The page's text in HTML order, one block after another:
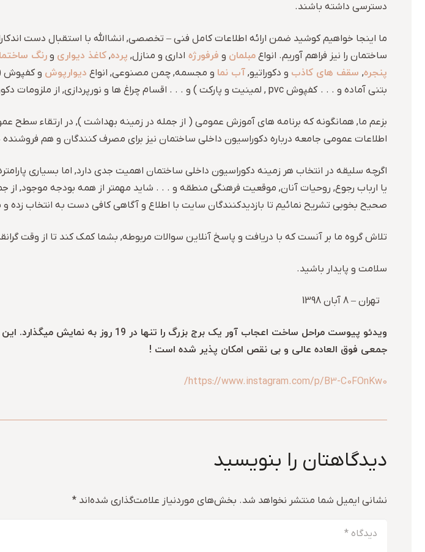
دسترسی داشته باشند.
ما اینجا خواهیم کوشید ضمن ارائه اطلاعات کامل فنی – تخصصی, انشاالله با استقبال دست
ساختمان را نیز فراهم آوریم. انواع مبلمان و فرفورژه اداری و منازل, پرده, کاغذ دیواری و رنگ
پنجره, سقف های کاذب و دکوراتیو, آب نما و مجسمه, چمن مصنوعی, انواع دیوارپوش و کفپوش
بتنی آماده و . . . کفپوش pvc , لمینیت و پارکت ) و . . . اقسام چراغ ها و نورپردازی, از ملزومات دکوراسیون داخلی ساختمان است که به آنها خواهیم پرداخت.
بزعم ما, همانگونه که برنامه های آموزش عمومی ( از جمله در زمینه بهداشت ), در ارتقاء سطح
اطلاعات عمومی جامعه درباره دکوراسیون داخلی ساختمان نیز برای مصرف کنندگان و هم
اگرچه سلیقه در انتخاب هر زمینه دکوراسیون داخلی ساختمان اهمیت جدی دارد, اما بسیاری
یا ارباب رجوع, روحیات آنان, موقعیت فرهنگی منطقه و . . . شاید مهمتر از همه بودجه موجود,
صحیح بخوبی تشریح نمائیم تا بازدیدکنندگان سایت با اطلاع و آگاهی کافی دست به انتخاب
تلاش گروه ما بر آنست که با دریافت و پاسخ آنلاین سوالات مربوطه, بشما کمک کند تا از وقت
سلامت و پایدار باشید.
تهران – 8 آبان 1398
ویدئو پیوست مراحل ساخت اعجاب آور یک
جمعی فوق العاده عالی و بی نقص امکان پذیر شده است !
https://www.instagram.com/p/B3-C0FOnKw0/
دیدگاهتان را بنویسید
نشانی ایمیل شما منتشر نخواهد شد. بخش‌های موردنیاز علامت‌گذاری شده‌اند *